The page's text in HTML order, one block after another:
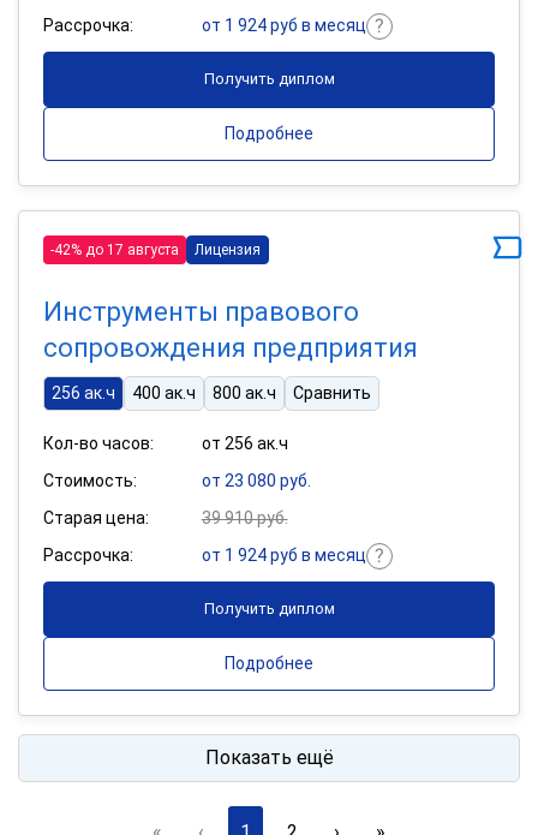
Рассрочка:
от 1 924 руб в месяц
Получить диплом
Подробнее
-42% до 17 августа Лицензия
Инструменты правового
сопровождения предприятия
256 ак.ч 400 ак.ч 800 ак.ч Сравнить
Кол-во часов:
от 256 ак.ч
Стоимость:
от 23 080 руб.
Старая цена:
39 910 руб.
Рассрочка:
от 1 924 руб в месяц
Получить диплом
Подробнее
Показать ещё